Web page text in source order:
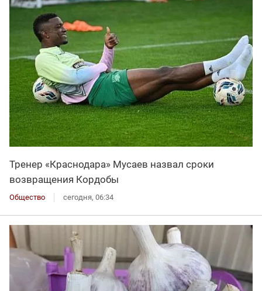
Тренер «Краснодара» Мусаев назвал сроки
возвращения Кордобы
Общество сегодня, 06:34